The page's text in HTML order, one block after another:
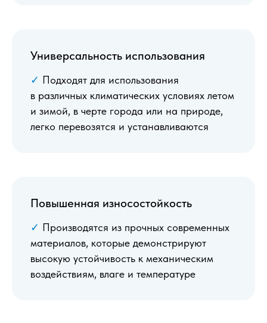
Универсальность использования
✓ Подходят для использования
в различных климатических условиях летом
и зимой, в черте города или на природе,
легко перевозятся и устанавливаются
Повышенная износостойкость
✓ Производятся из прочных современных
материалов, которые демонстрируют
высокую устойчивость к механическим
воздействиям, влаге и температуре